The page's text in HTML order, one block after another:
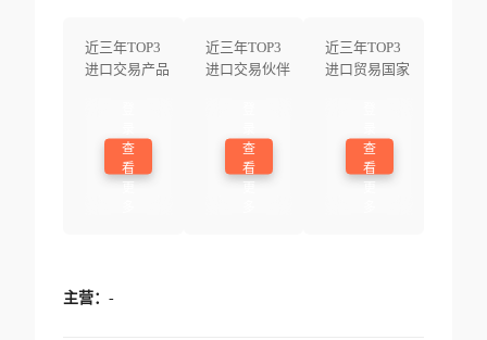
近三年TOP3
进口交易产品
查
看
近三年TOP3
进口交易伙伴
查
看
近三年TOP3
进口贸易国家
查
看
主营： -